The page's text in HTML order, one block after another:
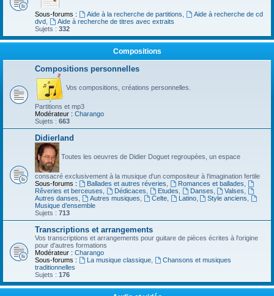
Sous-forums : Aide à la recherche de partitions
Aide à recherche de cd
dvd
Aide à recherche de titres avec extraits
Sujets : 332
Compositions
Compositions personnelles
Vos compositions, créations personnelles.
Partitions et mp3
Modérateur : Charango
Sujets : 663
Didierland
Toutes les oeuvres de Didier Doguet regroupées, un espace
consacré exclusivement à la musique d'un compositeur à l'imagination fertile
Sous-forums :
Ballades et autres réveries Romances et ballades
Rêveries et berceuses
Dédicaces Etudes Danses Valses
Autres danses
Autres musiques Celte, Latino, Style anciens
Musique d’ensemble
Sujets : 713
Transcriptions et arrangements
Vos transcriptions et arrangements pour guitare de pièces écrites à l'origine
pour d'autres formations
Modérateur : Charango
Sous-forums :
La musique classique,
Chansons et musiques
traditionnelles
Sujets : 176